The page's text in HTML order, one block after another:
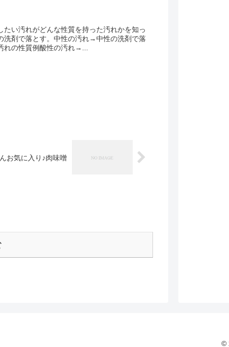
い汚れがどんな性質を持った汚れかを知っ
剤で落とす。中性の汚れ→中性の洗剤で落
の性質例酸性の汚れ→...
お気に入り♪肉味噌
©